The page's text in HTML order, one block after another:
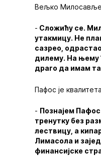
Вељко
- Сложићу се.
утакмицу. Не
сазрео,
дилему. На њему
драго да имам
Пафос је
- Познајем
тренутку без
лествицу, а
Лимасола и
финансијске